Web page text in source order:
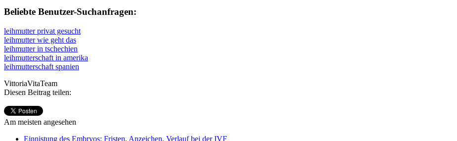
Beliebte Benutzer-Suchanfragen:
leihmutter privat gesucht
leihmutter wie geht das
leihmutter in tschechien
leihmutterschaft in amerika
leihmutterschaft spanien
VittoriaVitaTeam
Diesen Beitrag teilen:
Am meisten angesehen
Einnistung des Embryos: Fristen, Anzeichen, Verlauf bei der IVF